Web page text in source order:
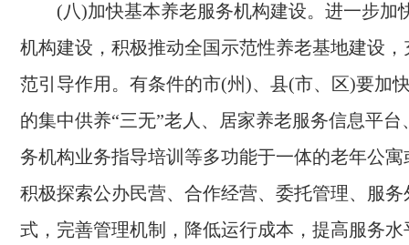
(八)加快基本养老服务机构建设。 进一步加
机构建设，积极推动全国示范性养老基地建设
范引导作用。有条件的市(州)、县(市、区)要加
的集中供养“三无”老人、居家养老服务信息平台
务机构业务指导培训等多功能于一体的老年公
积极探索公办民营、合作经营、委托管理、服
式，完善管理机制，降低运行成本，提高服务